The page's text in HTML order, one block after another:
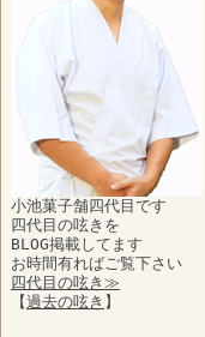
小池菓子舗四代目です
四代目の呟きを
BLOG掲載してます
お時間有ればご覧下さい
四代目の呟き≫
【過去の呟き 】